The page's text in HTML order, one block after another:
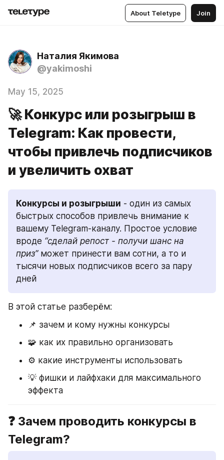
About Teletype Join
Наталия Якимова
@yakimoshi
May 15, 2025
🚀 Конкурс или розыгрыш в
Telegram: Как провести,
чтобы привлечь подписчиков
и увеличить охват
Конкурсы и розыгрыши - один из самых
быстрых способов привлечь внимание к
вашему Telegram-каналу. Простое условие
вроде “сделай репост - получи шанс на
приз” может принести вам сотни, а то и
тысячи новых подписчиков всего за пару
дней
В этой статье разберём:
📌 зачем и кому нужны конкурсы
🧩 как их правильно организовать
⚙️ какие инструменты использовать
💡 фишки и лайфхаки для максимального
эффекта
❓ Зачем проводить конкурсы в
Telegram?